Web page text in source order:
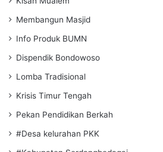
Membangun Masjid
Info Produk BUMN
Dispendik Bondowoso
Lomba Tradisional
Krisis Timur Tengah
Pekan Pendidikan Berkah
#Desa kelurahan PKK